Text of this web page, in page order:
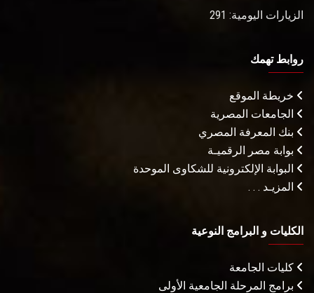
الزيارات اليومية: 291
روابط تهمك
خريطة الموقع
الجامعات المصرية
بنك المعرفة المصري
بوابة مصر الرقميـة
البوابة الإلكترونية للشكاوى الموحدة
المزيـد . . .
الكليات و البرامج النوعية
كليات الجامعة
برامج المرحلة الجامعية الأولى